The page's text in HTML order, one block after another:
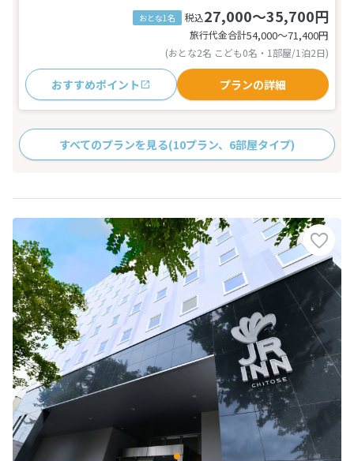
おとな1名 税込27,000～35,700円
旅行代金合計54,000〜71,400円
(おとな2名 こども0名・1部屋/1泊2日)
おすすめポイント プランの詳細
すべてのプランを見る(10プラン、6部屋タイプ)